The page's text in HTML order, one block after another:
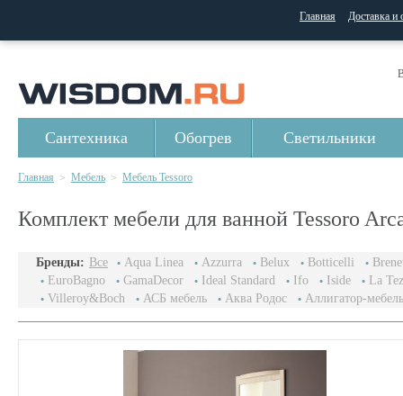
Главная Доставка и
Сантехника Обогрев Светильники
Главная > Мебель > Мебель Tessoro
Комплект мебели для ванной Tessoro
Бренды: Все Aqua Linea Azzurra Belux Botticelli
EuroBagno
GamaDecor Ideal Standard Ifo Iside
La
Villeroy&Boch
АСБ мебель Аква Родос Аллигатор-мебель